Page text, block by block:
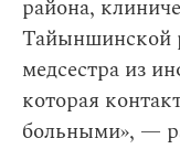
района,
Тайыншинской
медсестра из
которая
больными», —